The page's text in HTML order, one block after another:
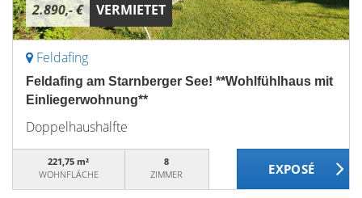
2.890,- € VERMIETET
Feldafing
Feldafing am Starnberger See! **Wohlfühlhaus mit
Einliegerwohnung**
Doppelhaushälfte
221,75 m²
WOHNFLÄCHE
8
ZIMMER